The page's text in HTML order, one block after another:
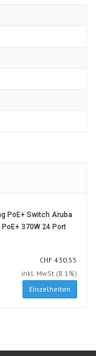
PoE+ Switch Aruba
370W 24 Port
CHF CHF
430.55
inkl. MwSt (8.1%)
Einzelheiten